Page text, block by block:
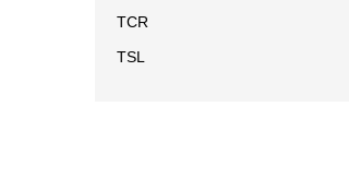
TCR
TSL